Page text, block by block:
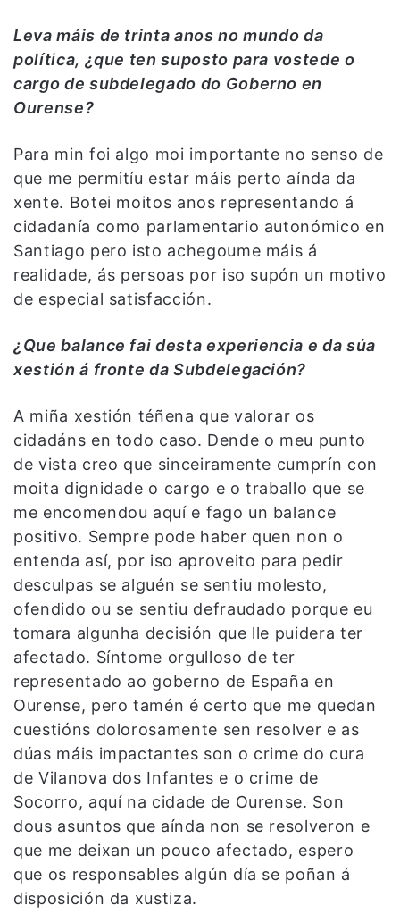
Leva máis de trinta anos no mundo da
política, ¿que ten suposto para vostede o
cargo de subdelegado do Goberno en
Ourense?
Para min foi algo moi importante no senso de
que me permitíu estar máis perto aínda da
xente. Botei moitos anos representando á
cidadanía como parlamentario autonómico en
Santiago pero isto achegoume máis á
realidade, ás persoas por iso supón un motivo
de especial satisfacción.
¿Que balance fai desta experiencia e da súa
xestión á fronte da Subdelegación?
A miña xestión téñena que valorar os
cidadáns en todo caso. Dende o meu punto
de vista creo que sinceiramente cumprín con
moita dignidade o cargo e o traballo que se
me encomendou aquí e fago un balance
positivo. Sempre pode haber quen non o
entenda así, por iso aproveito para pedir
desculpas se alguén se sentiu molesto,
ofendido ou se sentiu defraudado porque eu
tomara algunha decisión que lle puidera ter
afectado. Síntome orgulloso de ter
representado ao goberno de España en
Ourense, pero tamén é certo que me quedan
cuestións dolorosamente sen resolver e as
dúas máis impactantes son o crime do cura
de Vilanova dos Infantes e o crime de
Socorro, aquí na cidade de Ourense. Son
dous asuntos que aínda non se resolveron e
que me deixan un pouco afectado, espero
que os responsables algún día se poñan á
disposición da xustiza.